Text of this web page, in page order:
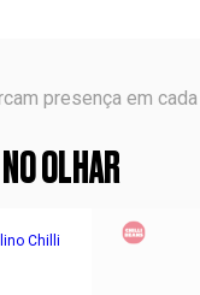
presença em cada
OLHAR